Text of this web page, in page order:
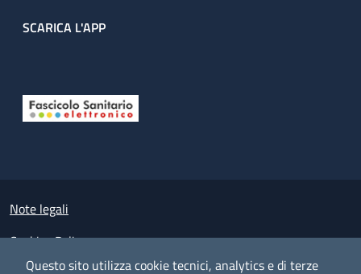
Questo sito utilizza cookie tecnici, analytics e di terze
SCARICA L'APP
Small prints
Note legali
Cookies Policy